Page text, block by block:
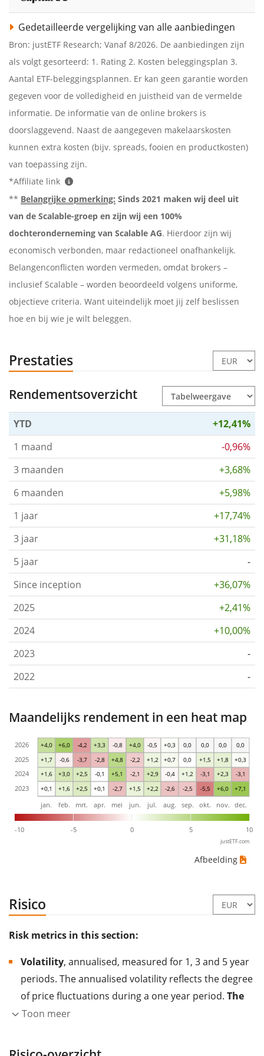
Gedetailleerde vergelijking van alle aanbiedingen
Bron: justETF Research; Vanaf 8/2026. De aanbiedingen zijn
als volgt gesorteerd: 1. Rating 2. Kosten beleggingsplan 3.
Aantal ETF-beleggingsplannen. Er kan geen garantie worden
gegeven voor de volledigheid en juistheid van de vermelde
informatie. De informatie van de online brokers is
doorslaggevend. Naast de aangegeven makelaarskosten
kunnen extra kosten (bijv. spreads, fooien en productkosten)
van toepassing zijn.
*Affiliate link
** Belangrijke opmerking: Sinds 2021 maken wij deel uit
van de Scalable-groep en zijn wij een 100%
dochteronderneming van Scalable AG. Hierdoor zijn wij
economisch verbonden, maar redactioneel onafhankelijk.
Belangenconflicten worden vermeden, omdat brokers –
inclusief Scalable – worden beoordeeld volgens uniforme,
objectieve criteria. Want uiteindelijk moet jij zelf beslissen
hoe en bij wie je wilt beleggen.
Prestaties
Rendementsoverzicht
YTD
+12,41%
1 maand
-0,96%
3 maanden
+3,68%
6 maanden
+5,98%
1 jaar
+17,74%
3 jaar
+31,18%
5 jaar
-
Since inception
+36,07%
2025
+2,41%
2024
+10,00%
2023
-
2022
-
Maandelijks rendement in een heat map
+0,1 +1,6 +2,5 +0,1 -2,7 +1,5 +2,2 -2,6 -2,5 -5,5 +6,0 +7,1
+1,6 +3,0 +2,5 -0,1 +5,1 -2,1 +2,9 -0,4 +1,2 -3,1 +2,3 -3,1
+1,7 -0,6 -3,7 -2,8 +4,8 -2,2 +1,2 +0,7 0,0 +1,5 +1,8 +0,3
+4,0 +6,0 -4,2 +3,3 -0,8 +4,0 -0,5 +0,3 0,0 0,0 0,0 0,0
-10 -5 0 5 10
jan. feb. mrt. apr. mei jun. jul. aug. sep. okt. nov. dec.
2023
2024
2025
2026
justETF.com
Afbeelding
Risico
Risk metrics in this section:
Volatility, annualised, measured for 1, 3 and 5 year
periods. The annualised volatility reflects the degree
of price fluctuations during a one year period. The
higher the volatility, the more significantly the
the past.
Assets with higher volatility are generally
Toon meer